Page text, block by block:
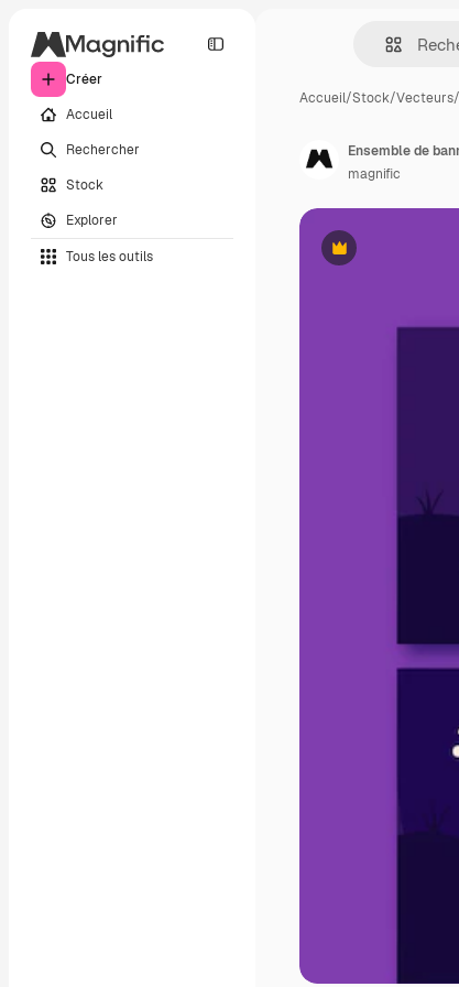
Créer
Accueil
Rechercher
Stock
Explorer
Tous les outils
Accueil/Stock/Vecteurs/
Premium
Ensemble de
magnific